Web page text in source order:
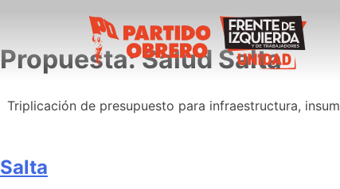
Propuesta:Salud Salta
Triplicación de presupuesto para infraestructura,
Salta